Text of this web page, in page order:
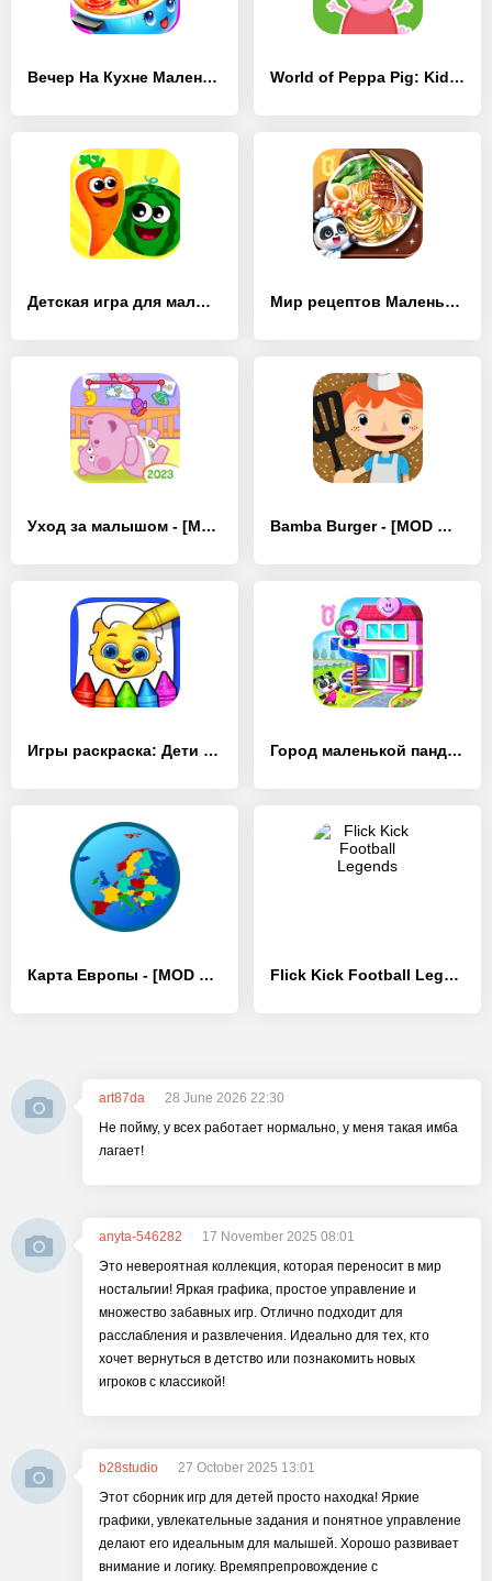
Вечер На Кухне Маленькой Панды - [MOD Много монет] World of Peppa Pig: Kids Games - [MOD Много денег]
Детская игра для малышей! - [MOD Много монет] Мир рецептов Маленькой Панды - [MOD Бесконечные монеты]
Уход за малышом - [MOD Бесконечные деньги] Bamba Burger - [MOD Много монет]
Игры раскраска: Дети рисование - [MOD Много монет] Город маленькой панды: мой мир - [MOD Бесконечные монеты]
Карта Европы - [MOD Много монет] Flick Kick Football Legends
art87da
28 June 2026 22:30
Не пойму, у всех работает нормально, у меня такая имба
лагает!
anyta-546282
17 November 2025 08:01
Это невероятная коллекция, которая переносит в мир
ностальгии! Яркая графика, простое управление и
множество забавных игр. Отлично подходит для
расслабления и развлечения. Идеально для тех, кто
хочет вернуться в детство или познакомить новых
игроков с классикой!
b28studio
27 October 2025 13:01
Этот сборник игр для детей просто находка! Яркие
графики, увлекательные задания и понятное управление
делают его идеальным для малышей. Хорошо развивает
внимание и логику. Времяпрепровождение с